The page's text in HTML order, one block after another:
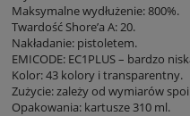
Maksymalne wydłużenie: 800%.
Twardość Shore’a A: 20.
Nakładanie: pistoletem.
EMICODE: EC1PLUS – bardzo
Kolor: 43 kolory i transparentny.
Zużycie: zależy od wymiarów
Opakowania: kartusze 310 ml.